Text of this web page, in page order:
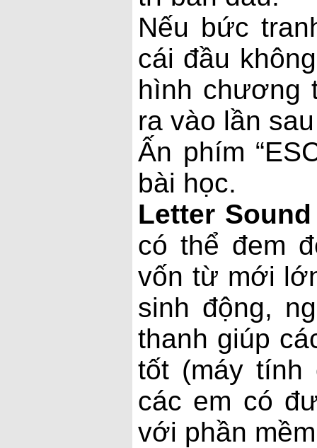
Nếu bức
cái đầu
hình chương
ra vào lần
Ấn phím
bài học.
Letter Sound
có thể đem
vốn từ mới
sinh động,
thanh giúp
tốt (máy tính
các em có
với phần